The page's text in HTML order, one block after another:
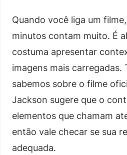
Quando você liga um
minutos contam muito. É
costuma apresentar
imagens mais carregadas.
sabemos sobre o filme
Jackson sugere que o
elementos que chamam
então vale checar se sua
adequada.